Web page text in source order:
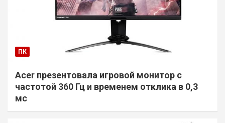
ПК
Acer презентовала игровой монитор с
частотой 360 Гц и временем отклика в 0,3
мс